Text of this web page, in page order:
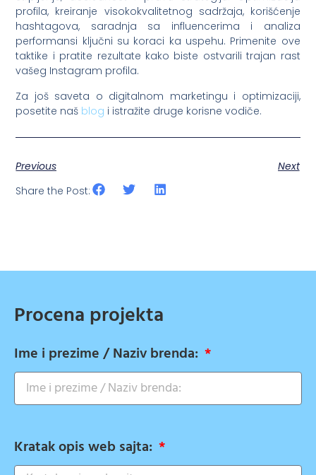
profila, kreiranje visokokvalitetnog sadržaja, korišćenje
hashtagova, saradnja sa influencerima i analiza
performansi ključni su koraci ka uspehu. Primenite ove
taktike i pratite rezultate kako biste ostvarili trajan rast
vašeg Instagram profila.
Za još saveta o digitalnom marketingu i optimizaciji,
posetite naš blog i istražite druge korisne vodiče.
Previous
Next
Share the Post:
Procena projekta
Ime i prezime / Naziv brenda:
Kratak opis web sajta: